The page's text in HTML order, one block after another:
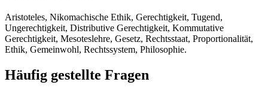
Aristoteles, Nikomachische Ethik, Gerechtigkeit, Tugend,
Ungerechtigkeit, Distributive Gerechtigkeit, Kommutative
Gerechtigkeit, Mesoteslehre, Gesetz, Rechtsstaat, Proportionalität,
Ethik, Gemeinwohl, Rechtssystem, Philosophie.
Häufig gestellte Fragen